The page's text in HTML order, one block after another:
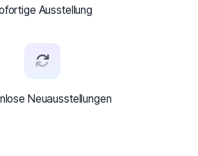
Ausstellung
Neuausstellungen